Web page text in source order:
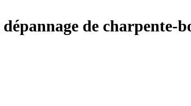
de charpente-